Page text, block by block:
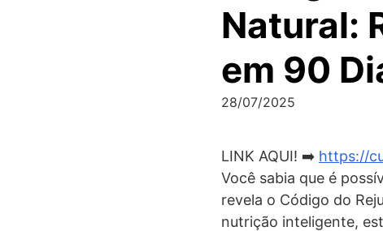
Natural:
em 90
28/07/2025
LINK AQUI! ➡️ https://
Você sabia que é
revela o Código do
nutrição inteligente,